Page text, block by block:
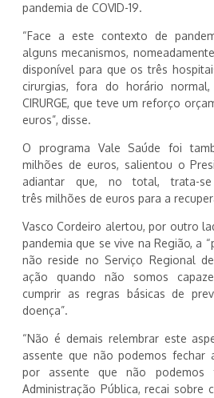
pandemia de COVID-19.
“Face a este contexto de
alguns mecanismos,
disponível para que os três
cirurgias, fora do horário
CIRURGE, que teve um reforço
euros”, disse.
O programa Vale Saúde foi
milhões de euros, salientou o
adiantar que, no total, trata-
três milhões de euros para a
Vasco Cordeiro alertou, por outro
pandemia que se vive na Região, a
não reside no Serviço Regional
ação quando não somos
cumprir as regras básicas de
doença”.
“Não é demais relembrar este
assente que não podemos fechar
por assente que não podemos
Administração Pública, recai sobre